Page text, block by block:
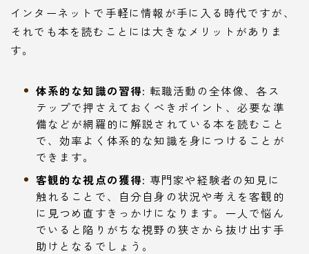
インターネットで手軽に情報が手に入る時代ですが、
それでも本を読むことには大きなメリットがありま
す。
体系的な知識の習得: 転職活動の全体像、各ス
テップで押さえておくべきポイント、必要な準
備などが網羅的に解説されている本を読むこと
で、効率よく体系的な知識を身につけることが
できます。
客観的な視点の獲得: 専門家や経験者の知見に
触れることで、自分自身の状況や考えを客観的
に見つめ直すきっかけになります。一人で悩ん
でいると陥りがちな視野の狭さから抜け出す手
助けとなるでしょう。